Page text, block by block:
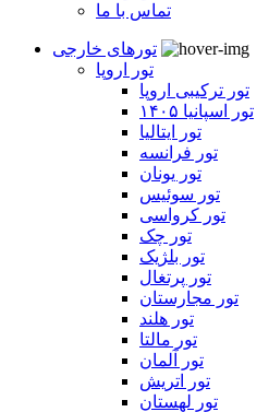
تماس با ما
تورهای خارجی
تور اروپا
تور ترکیبی اروپا
تور اسپانیا ۱۴۰۵
تور ایتالیا
تور فرانسه
تور یونان
تور سوئیس
تور کرواسی
تور چک
تور بلژیک
تور پرتغال
تور مجارستان
تور هلند
تور مالتا
تور آلمان
تور اتریش
تور لهستان